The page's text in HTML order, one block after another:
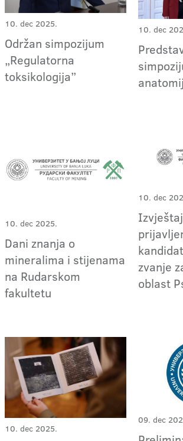
10. dec 2025.
Održan simpozijum
„Regulatorna
toksikologija”
10. dec
10. dec 2025.
Dani znanja o
mineralima i stijenama
na Rudarskom
fakultetu
10. dec
zvanje
oblast
10. dec 2025.
09. dec